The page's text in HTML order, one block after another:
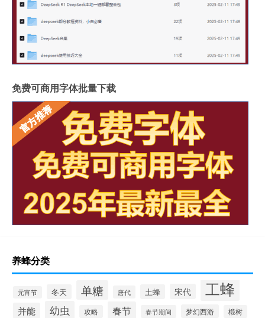
免费可商用字体批量下载
养蜂分类
元宵节 冬天 单糖 唐代 土蜂 宋代 工蜂
并能 幼虫 攻略 春节 春节期间 梦幻西游 椴树